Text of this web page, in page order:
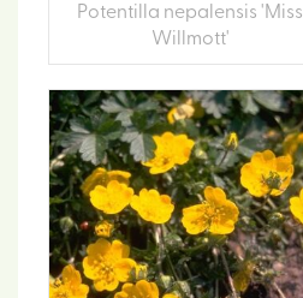
Potentilla nepalensis 'Miss
Willmott'